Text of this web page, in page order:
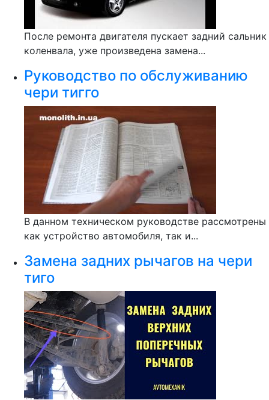
После ремонта двигателя пускает задний сальник
коленвала, уже произведена замена...
Руководство по обслуживанию
чери тигго
В данном техническом руководстве рассмотрены
как устройство автомобиля, так и...
Замена задних рычагов на чери
тиго